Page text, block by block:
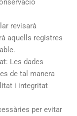
revisarà
aquells registres
Les dades
de tal manera
i integritat
per evitar